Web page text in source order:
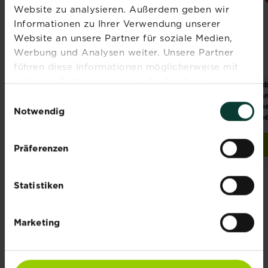
Website zu analysieren. Außerdem geben wir
Informationen zu Ihrer Verwendung unserer
Website an unsere Partner für soziale Medien,
Werbung und Analysen weiter. Unsere Partner
führen diese Informationen möglicherweise mit
weiteren Daten zusammen, die Sie ihnen
Nutzung der Dienste gesammelt haben.
Notwendig
Präferenzen
Statistiken
Marketing
SUBSTRAL®Naturen®
Jetzt kaufen SUBSTRAL® Naturen® Schädlingsfrei Neem
SUBSTRAL®Naturen®
den Liebe deinen